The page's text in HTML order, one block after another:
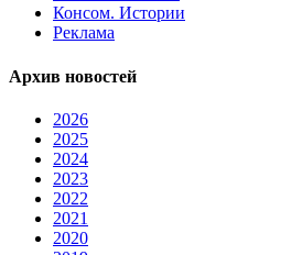
Консом. Истории
Реклама
Архив новостей
2026
2025
2024
2023
2022
2021
2020